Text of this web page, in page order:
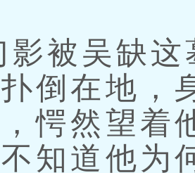
被吴缺这
倒在地，
愕然望着
知道他为